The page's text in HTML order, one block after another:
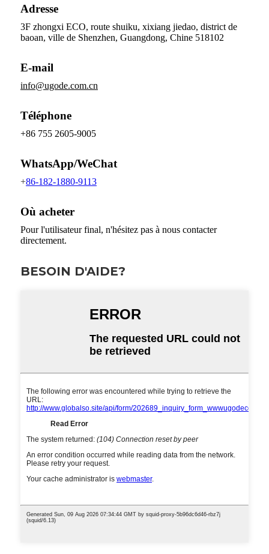
Adresse
3F zhongxi ECO, route shuiku, xixiang jiedao, district de
baoan, ville de Shenzhen, Guangdong, Chine 518102
E-mail
info@ugode.com.cn
Téléphone
+86 755 2605-9005
WhatsApp/WeChat
+86-182-1880-9113
Où acheter
Pour l'utilisateur final, n'hésitez pas à nous contacter
directement.
BESOIN D'AIDE?